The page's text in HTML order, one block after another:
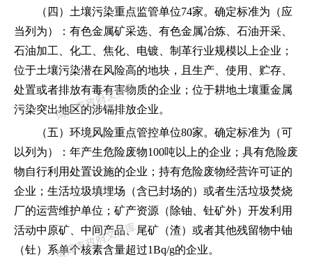
（四）土壤污染重点监管单位74家。确定标准为（应
当列为）：有色金属矿采选、有色金属冶炼、石油开采、
石油加工、化工、焦化、电镀、制革行业规模以上企业；
位于土壤污染潜在风险高的地块，且生产、使用、贮存、
处置或者排放有毒有害物质的企业；位于耕地土壤重金属
污染突出地区的涉镉排放企业。
（五）环境风险重点管控单位80家。确定标准为（可
以列为）：年产生危险废物100吨以上的企业；具有危险废
物自行利用处置设施的企业；持有危险废物经营许可证的
企业；生活垃圾填埋场（含已封场的）或者生活垃圾焚烧
厂的运营维护单位；矿产资源（除铀、钍矿外）开发利用
活动中原矿、中间产品、尾矿（渣）或者其他残留物中铀
（钍）系单个核素含量超过1Bq/g的企业。